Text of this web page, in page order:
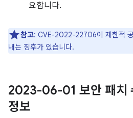
요합니다.
참고: CVE-2022-22706이 제한적
내는 징후가 있습니다.
2023-06-01 보안 패치
정보